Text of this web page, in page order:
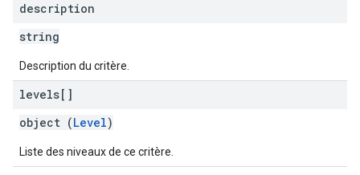
description
string
Description du critère.
levels[]
object (Level)
Liste des niveaux de ce critère.